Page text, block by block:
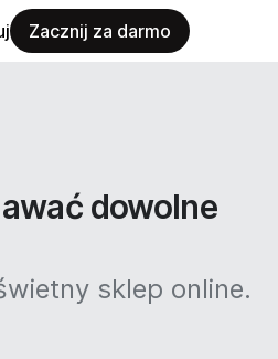
Zacznij za darmo
dowolne
sklep online.